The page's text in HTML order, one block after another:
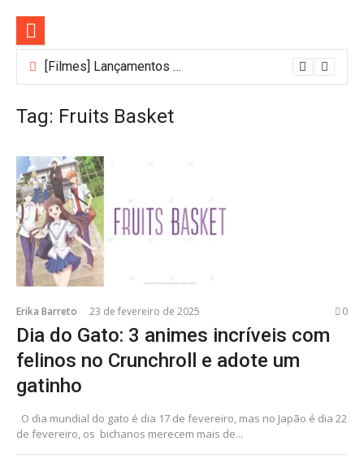
conteúdo
[Filmes] Lançamentos de agosto no Adrenalina Pura+ trazem ação e suspense
Tag: Fruits Basket
Erika Barreto 23 de fevereiro de 2025 0
Dia do Gato: 3 animes incríveis com
felinos no Crunchroll e adote um
gatinho
O dia mundial do gato é dia 17 de fevereiro, mas no Japão é dia 22
de fevereiro, os bichanos merecem mais de...